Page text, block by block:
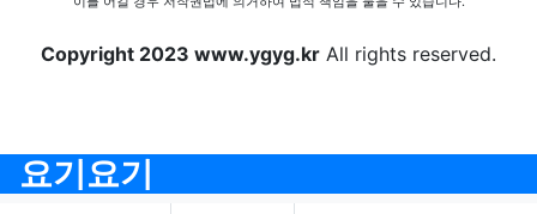
Copyright 2023 www.ygyg.kr All rights reserved.
요기요기